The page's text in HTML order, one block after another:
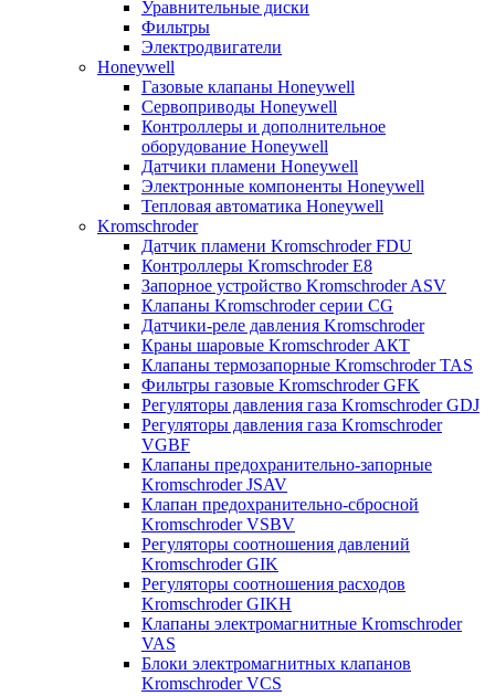
Уравнительные диски
Фильтры
Электродвигатели
Honeywell
Газовые клапаны Honeywell
Сервоприводы Honeywell
Контроллеры и дополнительное
оборудование Honeywell
Датчики пламени Honeywell
Электронные компоненты Honeywell
Тепловая автоматика Honeywell
Kromschroder
Датчик пламени Kromschroder FDU
Контроллеры Kromschroder E8
Запорное устройство Kromschroder ASV
Клапаны Kromschroder серии CG
Датчики-реле давления Kromschroder
Краны шаровые Kromschroder АКТ
Клапаны термозапорные Kromschroder TAS
Фильтры газовые Kromschroder GFK
Регуляторы давления газа Kromschroder GDJ
Регуляторы давления газа Kromschroder
VGBF
Клапаны предохранительно-запорные
Kromschroder JSAV
Клапан предохранительно-сбросной
Kromschroder VSBV
Регуляторы соотношения давлений
Kromschroder GIK
Регуляторы соотношения расходов
Kromschroder GIKH
Клапаны электромагнитные Kromschroder
VAS
Блоки электромагнитных клапанов
Kromschroder VCS